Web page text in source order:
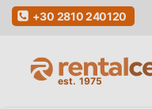
+30 2810 240120